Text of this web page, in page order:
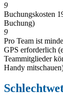
9
Buchungskosten
Buchung)
9
Pro Team ist
GPS erforderlich
Teammitglieder
Handy